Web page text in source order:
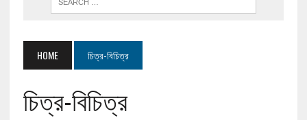
HOME চিত্র-বিচিত্র
চিত্র-বিচিত্র